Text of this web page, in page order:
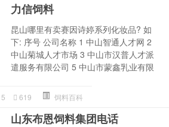
力信饲料
昆山哪里有卖赛因诗婷系列化妆品? 如
下: 序号 公司名称 1 中山智通人才网 2
中山菊城人才市场 3 中山市汉普人才派
遣服务有限公司 5 中山市蒙鑫乳业有限
5 619 饲料百科
山东布恩饲料集团电话